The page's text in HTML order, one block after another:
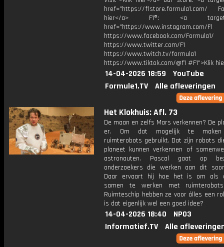
href="https://f1store.formula1.com/
hier</a> F1®: <a
href="https://www.instagram.com/F1
https://www.facebook.com/Formula1/
https://www.twitter.com/F1
https://www.twitch.tv/formula1
https://www.tiktok.com/@f1 #F1">Klik
14-04-2026 18:59
YouTube
Formule1.TV
Alle afleveringen
Het Klokhuis: Afl. 73
De maan en zelfs Mars verkennen? De
er. Om dat mogelijk te maken
ruimterobots gebruikt. Dat zijn robots
planeet kunnen verkennen of
astronauten. Pascal gaat op
onderzoekers die werken aan dit
Daar ervaart hij hoe het is om als
samen te werken met
Ruimteschip hebben ze voor álles een
is dat eigenlijk wel een goed idee?
14-04-2026 18:40
NPO3
Informatief.TV
Alle